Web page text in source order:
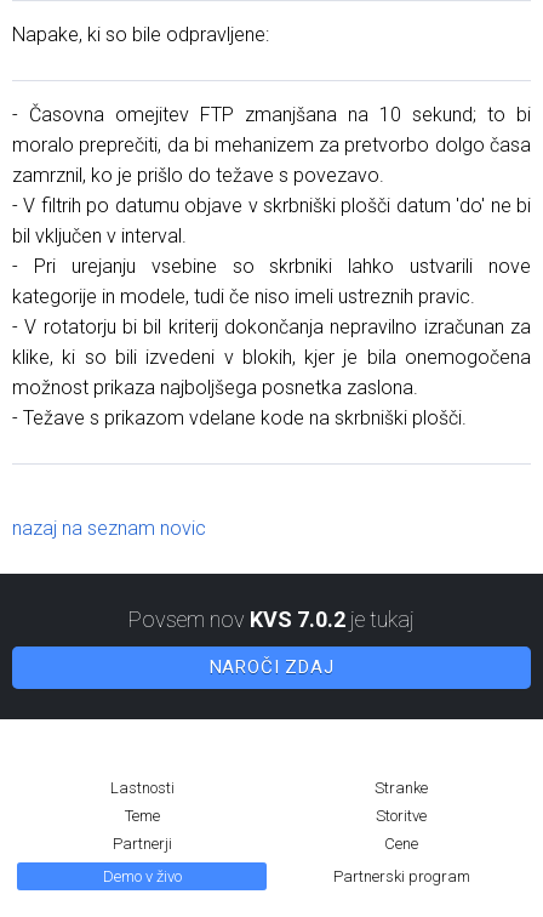
Napake, ki so bile odpravljene:
- Časovna omejitev FTP zmanjšana na 10 sekund; to bi
moralo preprečiti, da bi mehanizem za pretvorbo dolgo časa
zamrznil, ko je prišlo do težave s povezavo.
- V filtrih po datumu objave v skrbniški plošči datum 'do' ne bi
bil vključen v interval.
- Pri urejanju vsebine so skrbniki lahko ustvarili nove
kategorije in modele, tudi če niso imeli ustreznih pravic.
- V rotatorju bi bil kriterij dokončanja nepravilno izračunan za
klike, ki so bili izvedeni v blokih, kjer je bila onemogočena
možnost prikaza najboljšega posnetka zaslona.
- Težave s prikazom vdelane kode na skrbniški plošči.
nazaj na seznam novic
Povsem nov KVS 7.0.2 je tukaj
NAROČI ZDAJ
Lastnosti
Stranke
Teme
Storitve
Partnerji
Cene
Demo v živo
Partnerski program